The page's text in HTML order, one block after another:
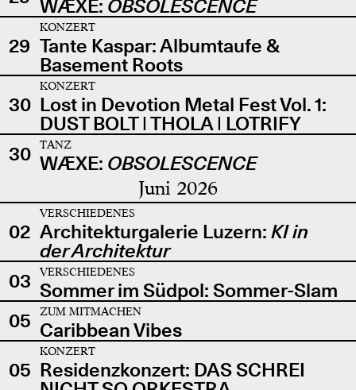
WÆXE: OBSOLESCENCE
29
KONZERT
Tante Kaspar: Albumtaufe &
Basement Roots
30
KONZERT
Lost in Devotion Metal Fest Vol. 1:
DUST BOLT | THOLA | LOTRIFY
30
TANZ
WÆXE: OBSOLESCENCE
Juni 2026
02
VERSCHIEDENES
Architekturgalerie Luzern: KI in
der Architektur
03
VERSCHIEDENES
Sommer im Südpol: Sommer-Slam
05
ZUM MITMACHEN
Caribbean Vibes
05
KONZERT
Residenzkonzert: DAS SCHREI